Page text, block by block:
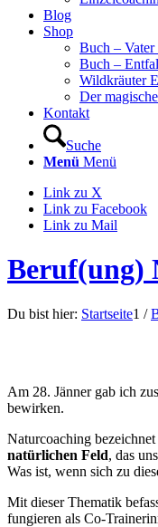
Blog
Shop
Buch –
Buch –
Wildkräuter
Der
Kontakt
Suche
Menü Menü
Link zu X
Link zu Facebook
Link zu Mail
Beruf(ung)
Du bist hier: Startseite1 /
Am 28. Jänner gab ich
bewirken.
Naturcoaching
natürlichen Feld, das
Was ist, wenn sich zu
Mit dieser Thematik
fungieren als Co-